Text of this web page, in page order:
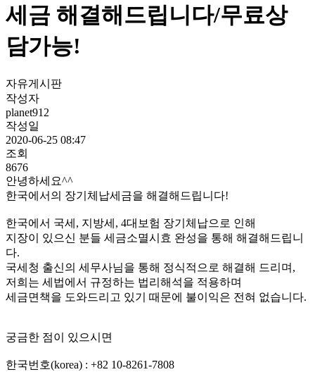
세금 해결해드립니다/무료상
담가능!
자유게시판
작성자
planet912
작성일
2020-06-25 08:47
조회
8676
안녕하세요^^
한국에서의 장기체납세금을 해결해드립니다!
한국에서 국세, 지방세, 4대보험 장기체납으로 인해
지장이 있으신 분들 세금소멸시효 완성을 통해 해결해드립니
다.
국세청 출신의 세무사님을 통해 정식적으로 해결해 드리며,
저희는 세법에서 규정하는 법리해석을 적용하며
세금면책을 도와드리고 있기 때문에 불이익은 전혀 없습니다.
궁금한 점이 있으시면
한국번호(korea) : +82 10-8261-7808